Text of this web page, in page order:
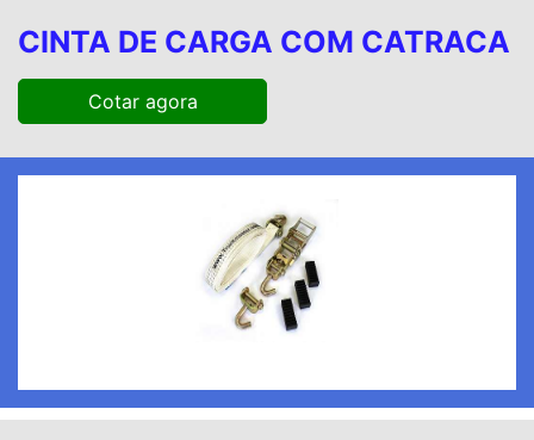
CINTA DE CARGA COM CATRACA
Cotar agora